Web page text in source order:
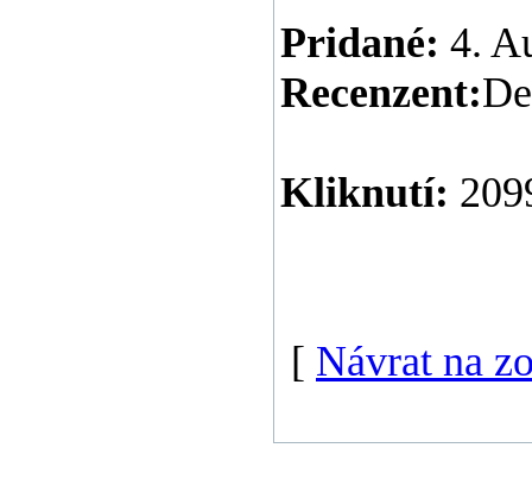
Pridané: 4.
Recenzent:
Kliknutí:
[ Návrat na